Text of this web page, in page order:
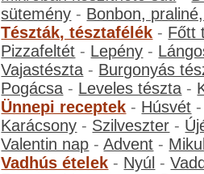
sütemény - Bonbon,
Tészták, tésztafélék - Főtt
Pizzafeltét - Lepény -
Vajastészta - Burgonyás
Pogácsa - Leveles tészta -
Ünnepi receptek - Húsvét
Karácsony - Szilveszter -
Valentin nap -Advent -
Vadhús ételek - Nyúl -